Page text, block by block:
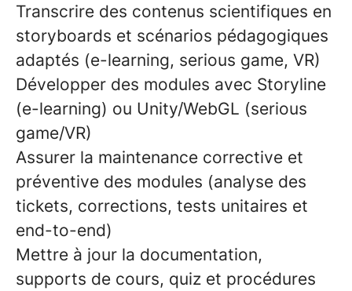
Transcrire des contenus scientifiques en
storyboards et scénarios pédagogiques
adaptés (e-learning, serious game, VR)
Développer des modules avec Storyline
(e-learning) ou Unity/WebGL (serious
game/VR)
Assurer la maintenance corrective et
préventive des modules (analyse des
tickets, corrections, tests unitaires et
end-to-end)
Mettre à jour la documentation,
supports de cours, quiz et procédures